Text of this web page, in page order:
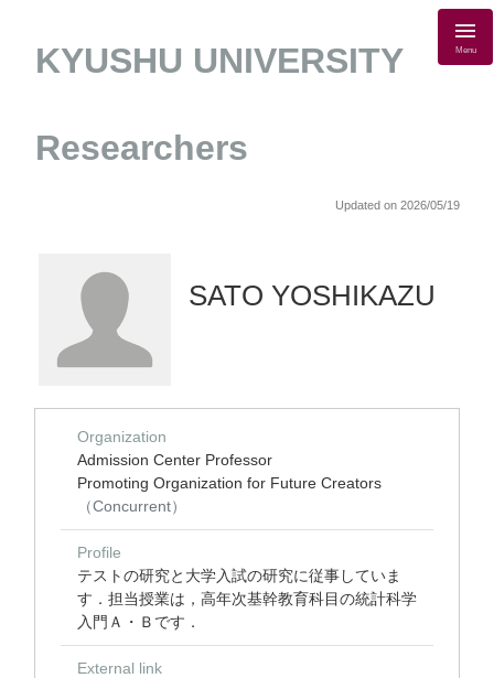
KYUSHU UNIVERSITY
Researchers
Menu
Updated on 2026/05/19
SATO YOSHIKAZU
Organization
Admission Center Professor
Promoting Organization for Future Creators
（Concurrent）
Profile
テストの研究と大学入試の研究に従事していま
す．担当授業は，高年次基幹教育科目の統計科学
入門Ａ・Ｂです．
External link